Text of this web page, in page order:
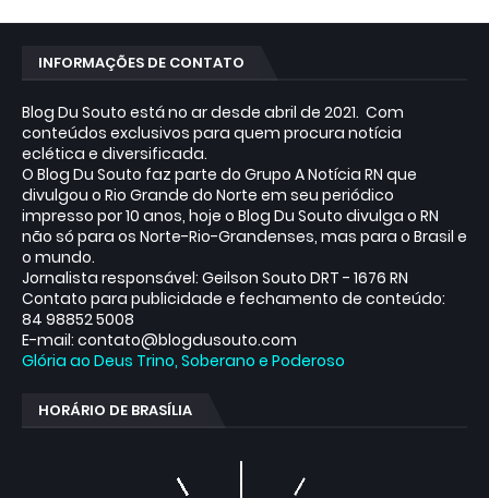
INFORMAÇÕES DE CONTATO
Blog Du Souto está no ar desde abril de 2021. Com
conteúdos exclusivos para quem procura notícia
eclética e diversificada.
O Blog Du Souto faz parte do Grupo A Notícia RN que
divulgou o Rio Grande do Norte em seu periódico
impresso por 10 anos, hoje o Blog Du Souto divulga o RN
não só para os Norte-Rio-Grandenses, mas para o Brasil e
o mundo.
Jornalista responsável: Geilson Souto DRT - 1676 RN
Contato para publicidade e fechamento de conteúdo:
84 98852 5008
E-mail: contato@blogdusouto.com
Glória ao Deus Trino, Soberano e Poderoso
HORÁRIO DE BRASÍLIA